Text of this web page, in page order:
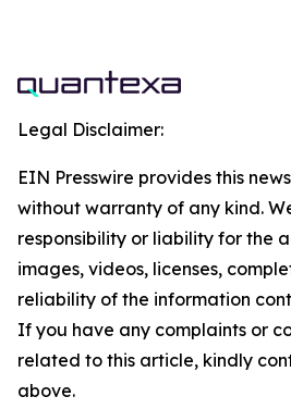
Legal Disclaimer:
EIN Presswire provides this
without warranty of any kind.
responsibility or liability for the
images, videos, licenses,
reliability of the information
If you have any complaints or
related to this article, kindly
above.